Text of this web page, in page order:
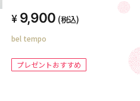
9,900 (税込)
bel tempo
プレゼントおすすめ